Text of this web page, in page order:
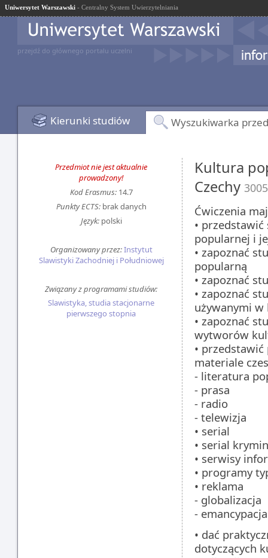
Uniwersytet Warszawski - Centralny System Uwierzytelniania
przejdź do głównego portalu uczelni
Kierunki studiów Wyszukiwarka
Przedmiot nie jest aktualnie
prowadzony!
Kod Erasmus:14.7
Punkty ECTS:brak danych
Język:polski
Organizowany przez:Instytut
Slawistyki Zachodniej i Południowej
Związany z programami studiów:
Slawistyka, studia stacjonarne
pierwszego stopnia
Kultura
Czechy
Ćwiczenia
•
popularnej i
• zapoznać
popularną
• zapoznać
• zapoznać
używanymi
• zapoznać
wytworów
•
materiale
- literatura
- prasa
- radio
- telewizja
• serial
• serial
• serwisy
• programy
• reklama
- globalizacja
- emancypacja
• dać
dotyczących